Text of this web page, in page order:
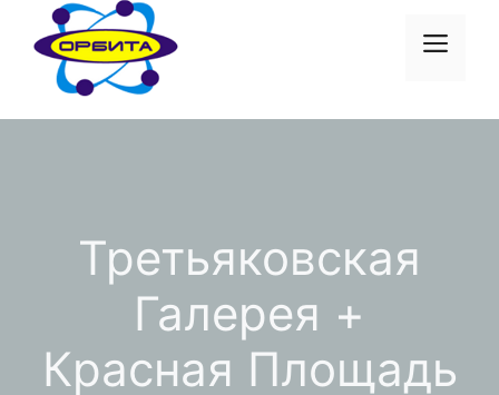
Перейти
содержимому
Меню
Третьяковская
Галерея +
Красная Площадь